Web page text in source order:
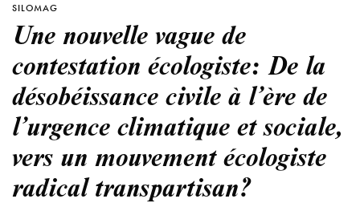
SILOMAG
Une nouvelle vague de
contestation écologiste: De la
désobéissance civile à l’ère de
l’urgence climatique et sociale,
vers un mouvement écologiste
radical transpartisan?